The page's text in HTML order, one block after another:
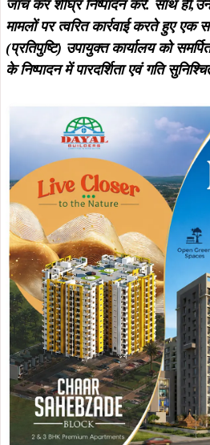
जांच कर शीघ्र निष्पादन करें. साथ
मामलों पर त्वरित कार्रवाई करते हुए एक
(प्रतिपुष्टि) उपायुक्त कार्यालय को
के निष्पादन में पारदर्शिता एवं गति